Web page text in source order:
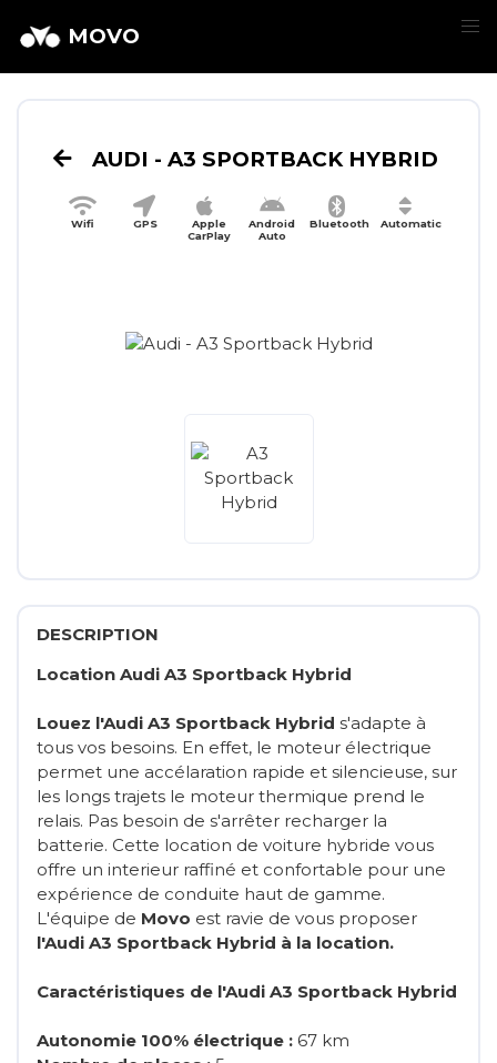
MOVO
AUDI - A3 SPORTBACK HYBRID
Wifi GPS
Apple
CarPlay
Android
Auto
Bluetooth Automatic
DESCRIPTION
Location Audi A3 Sportback Hybrid
Louez l'Audi A3 Sportback Hybrid s'adapte à
tous vos besoins. En effet, le moteur électrique
permet une accélaration rapide et silencieuse, sur
les longs trajets le moteur thermique prend le
relais. Pas besoin de s'arrêter recharger la
batterie. Cette location de voiture hybride vous
offre un interieur raffiné et confortable pour une
expérience de conduite haut de gamme.
L'équipe de Movo est ravie de vous proposer
l'Audi A3 Sportback Hybrid à la location.
Caractéristiques de l'Audi A3 Sportback Hybrid
Autonomie 100% électrique : 67 km